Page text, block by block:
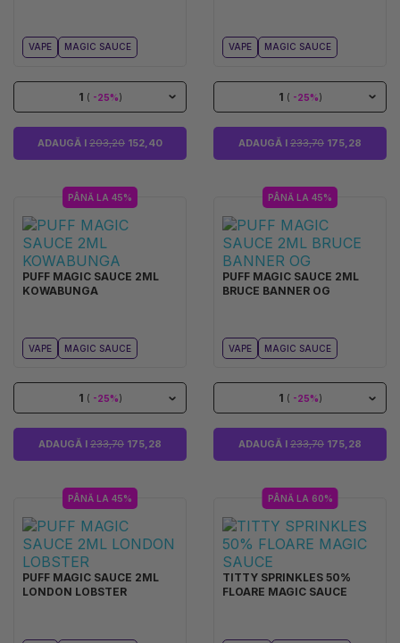
VAPE MAGIC SAUCE
1 ( -25%)
ADAUGĂ I 203,20 152,40
VAPE MAGIC SAUCE
1 ( -25%)
ADAUGĂ I 233,70 175,28
PÂNĂ LA 45%
PUFF MAGIC SAUCE 2ML
KOWABUNGA
VAPE MAGIC SAUCE
1 ( -25%)
ADAUGĂ I 233,70 175,28
PÂNĂ LA 45%
PUFF MAGIC SAUCE 2ML
BRUCE BANNER OG
VAPE MAGIC SAUCE
1 ( -25%)
ADAUGĂ I 233,70 175,28
PÂNĂ LA 45%
PUFF MAGIC SAUCE 2ML
LONDON LOBSTER
PÂNĂ LA 60%
TITTY SPRINKLES 50%
FLOARE MAGIC SAUCE